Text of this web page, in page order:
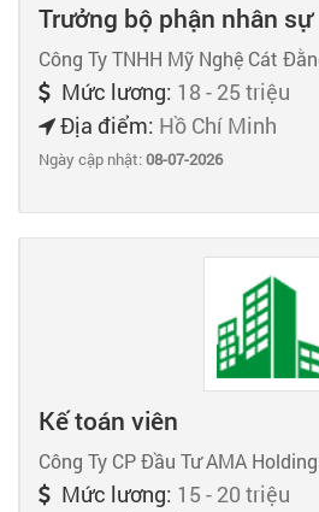
Trưởng bộ phận nhân sự
Công Ty TNHH Mỹ Nghệ Cát
Mức lương: 18 - 25 triệu
Địa điểm: Hồ Chí Minh
Ngày cập nhật:08-07-2026
Kế toán viên
Công Ty CP Đầu Tư AMA
Mức lương: 15 - 20 triệu